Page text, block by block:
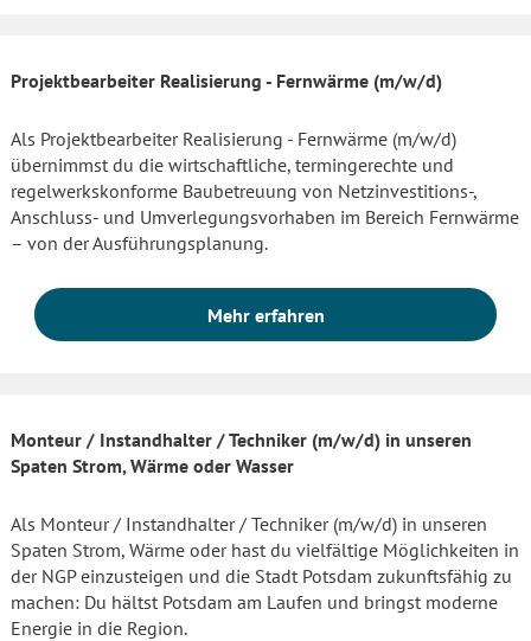
Projektbearbeiter Realisierung - Fernwärme (m/w/d)
Als Projektbearbeiter Realisierung - Fernwärme (m/w/d)
übernimmst du die wirtschaftliche, termingerechte und
regelwerkskonforme Baubetreuung von Netzinvestitions-,
Anschluss- und Umverlegungsvorhaben im Bereich Fernwärme
– von der Ausführungsplanung.
Mehr erfahren
Monteur / Instandhalter / Techniker (m/w/d) in unseren
Spaten Strom, Wärme oder Wasser
Als Monteur / Instandhalter / Techniker (m/w/d) in unseren
Spaten Strom, Wärme oder hast du vielfältige Möglichkeiten in
der NGP einzusteigen und die Stadt Potsdam zukunftsfähig zu
machen: Du hältst Potsdam am Laufen und bringst moderne
Energie in die Region.